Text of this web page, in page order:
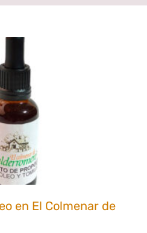
en El Colmenar de